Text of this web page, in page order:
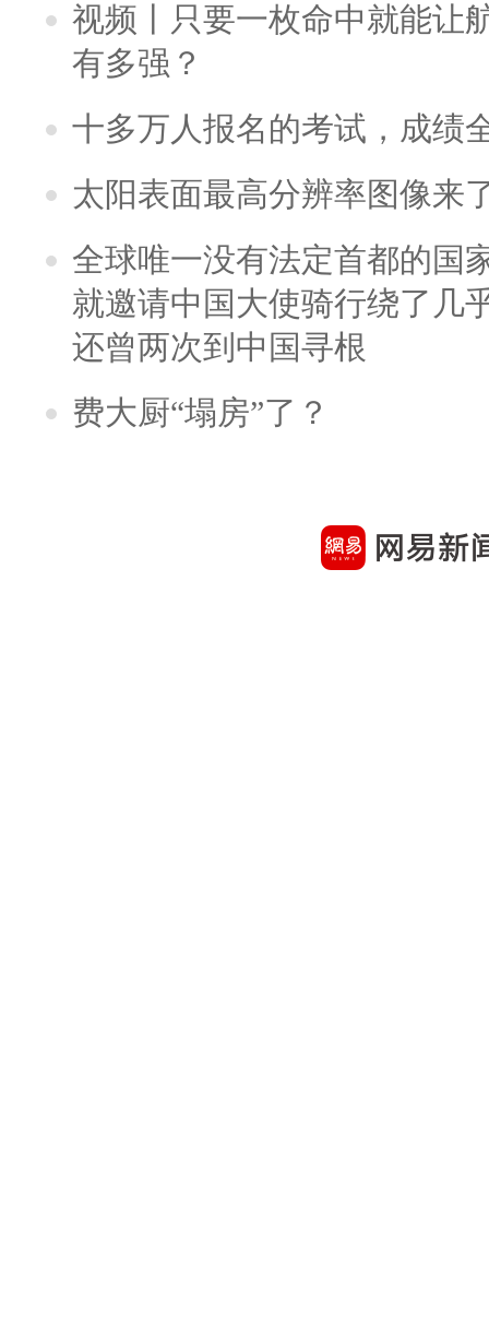
视频丨只要一枚命中就能让
有多强？
十多万人报名的考试，成绩
太阳表面最高分辨率图像来
全球唯一没有法定首都的国
就邀请中国大使骑行绕了几
还曾两次到中国寻根
费大厨“塌房”了？